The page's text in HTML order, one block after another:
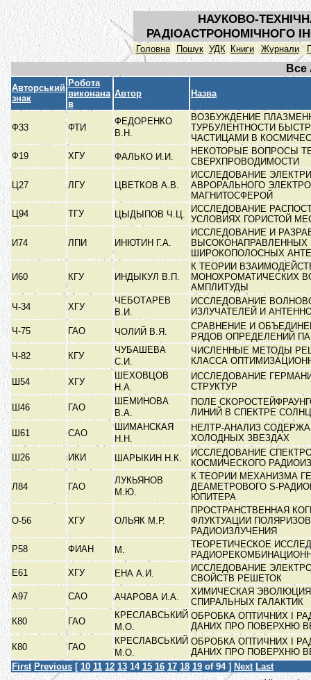
НАУКОВО-
РАДІОАСТРОНОМІЧНОГО
Головна Пошук УДК Книги Журнали
Все
Авторський
знак
Робота
виконана
в
Автор Назва
Ф33 ФТИ
ФЕДОРЕНКО
В.Н.
ВОЗБУЖДЕНИЕ
ТУРБУЛЕНТНОСТИ
ЧАСТИЦАМИ В
Ф19
ХГУ ФАЛЬКО И.И.
НЕКОТОРЫЕ ВОПРОСЫ
СВЕРХПРОВОДИМОСТИ
Ц27 ЛГУ ЦВЕТКОВ А.В.
ИССЛЕДОВАНИЕ
АВРОРАЛЬНОГО
МАГНИТОСФЕРОЙ
Ц94
ТГУ ЦЫДЫПОВ Ч.Ц.
ИССЛЕДОВАНИЕ
УСЛОВИЯХ ГОРИСТОЙ
И74 ЛПИ ИНЮТИН Г.А.
ИССЛЕДОВАНИЕ И
ВЫСОКОНАПРАВЛЕННЫХ
ШИРОКОПОЛОСНЫХ
И60 КГУ ИНДЫКУЛ В.П.
К ТЕОРИИ
МОНОХРОМАТИЧЕСКИХ
АМПЛИТУДЫ
Ч-34
ХГУ
ЧЕБОТАРЕВ
В.И.
ИССЛЕДОВАНИЕ
ИЗЛУЧАТЕЛЕЙ И
Ч-75
ГАО ЧОЛИЙ В.Я.
СРАВНЕНИЕ И
РЯДОВ ОПРЕДЕЛЕНИЙ
Ч-82
КГУ
ЧУБАШЕВА
С.И.
ЧИСЛЕННЫЕ МЕТОДЫ
КЛАССА
Ш54
ХГУ
ШЕХОВЦОВ
Н.А.
ИССЛЕДОВАНИЕ
СТРУКТУР
Ш46
ГАО
ШЕМИНОВА
В.А.
ПОЛЕ
ЛИНИЙ В СПЕКТРЕ
Ш61
САО
ШИМАНСКАЯ
Н.Н.
НЕЛТР-АНАЛИЗ
ХОЛОДНЫХ ЗВЕЗДАХ
Ш26
ИКИ ШАРЫКИН Н.К.
ИССЛЕДОВАНИЕ
КОСМИЧЕСКОГО
Л84 ГАО
ЛУКЬЯНОВ
М.Ю.
К ТЕОРИИ МЕХАНИЗМА
ДЕАМЕТРОВОГО S-
ЮПИТЕРА
О-56 ХГУ ОЛЬЯК М.Р.
ПРОСТРАНСТВЕННАЯ
ФЛУКТУАЦИИ
РАДИОИЗЛУЧЕНИЯ
Р58
ФИАН М.
ТЕОРЕТИЧЕСКОЕ
Е61
ХГУ ЕНА А.И.
ИССЛЕДОВАНИЕ
СВОЙСТВ РЕШЕТОК
А97
САО АЧАРОВА И.А.
ХИМИЧЕСКАЯ
СПИРАЛЬНЫХ ГАЛАКТИК
К80
ГАО
КРЕСЛАВСЬКИЙ
М.О.
ОБРОБКА ОПТИЧНИХ І
ДАНИХ ПРО ПОВЕРХНЮ
К80
ГАО
КРЕСЛАВСЬКИЙ
М.О.
ОБРОБКА ОПТИЧНИХ І
ДАНИХ ПРО ПОВЕРХНЮ
First Previous [ 10 11 12 13 14 15 16 17 18 19 of 94 ] Next Last